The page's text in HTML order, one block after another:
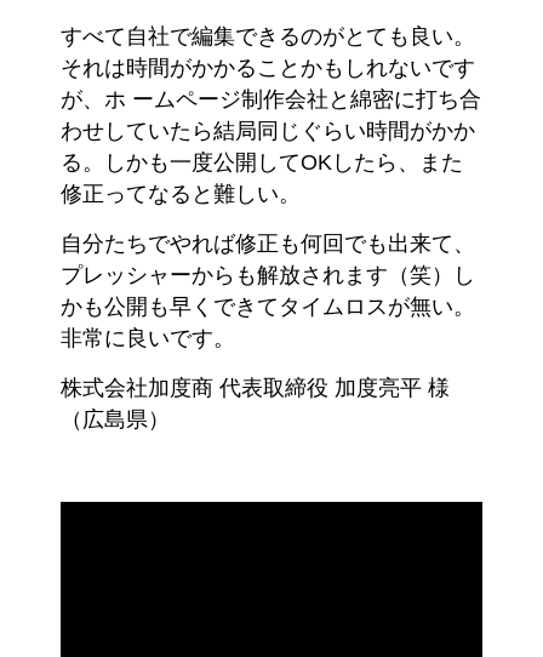
すべて自社で編集できるのがとても良い。
それは時間がかかることかもしれないです
が、ホ ームページ制作会社と綿密に打ち合
わせしていたら結局同じぐらい時間がかか
る。しかも一度公開してOKしたら、また
修正ってなると難しい。
自分たちでやれば修正も何回でも出来て、
プレッシャーからも解放されます（笑）し
かも公開も早くできてタイムロスが無い。
非常に良いです。
株式会社加度商 代表取締役 加度亮平 様
（広島県）